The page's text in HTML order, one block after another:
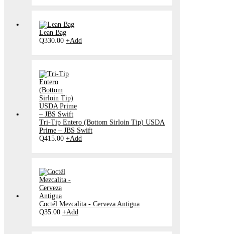
Lean Bag
Q330.00 +Add
Tri‑Tip Entero (Bottom Sirloin Tip) USDA
Prime – JBS Swift
Q415.00 +Add
Coctél Mezcalita - Cerveza Antigua
Q35.00 +Add